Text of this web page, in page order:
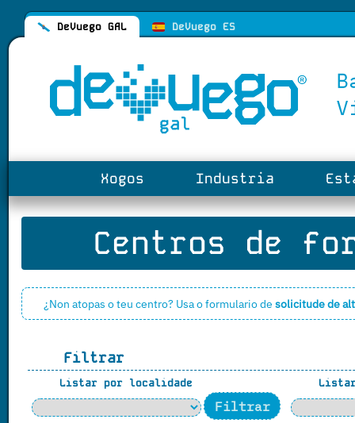
DeVuego GAL DeVuego ES
Xogos Industria
Centros de
¿Non atopas o teu centro? Usa o formulario desolicitude de
Filtrar
Listar por localidade